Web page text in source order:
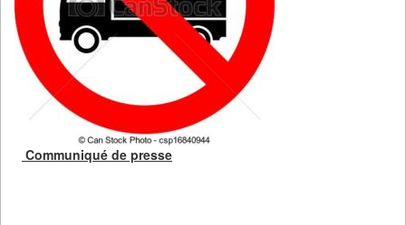
Communiqué de presse